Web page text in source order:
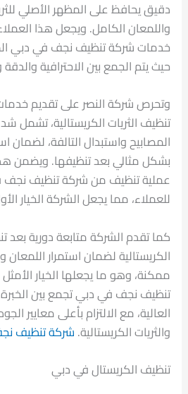
دقيق يحافظ على المظهر الأصلي
واللمعان الكامل. ويجعل هذا
خدمات شركة تنظيف نجف في دبي
حيث يتم الجمع بين الاحترافية والدقة
وتحرص شركة النصر على تقديم
تنظيف الثريات الكريستالية، تشمل
المصابيح واستبدال التالفة، لضمان
بشكل مثالي بعد تنظيفها. ويضمن
عملية تنظيف من شركة تنظيف نجف
للعملاء، مما يجعل الشركة الخيار
كما تقدم الشركة متابعة دورية بعد
الكريستالية لضمان استمرار اللمعان
ممكنة، وهو ما يجعلها الخيار
تنظيف نجف في دبي تجمع بين الخبرة
العالية، مع الالتزام بأعلى معايير
والثريات الكريستالية. شركة تنظيف
تنظيف الكريستال في دبي